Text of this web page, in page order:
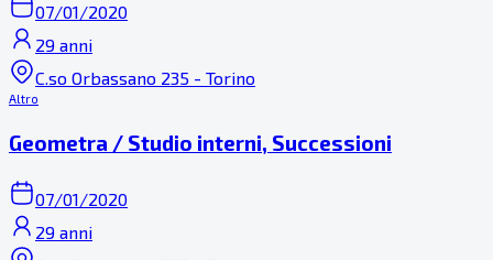
07/01/2020
29 anni
C.so Orbassano 235 - Torino
Altro
Geometra / Studio interni, Successioni
07/01/2020
29 anni